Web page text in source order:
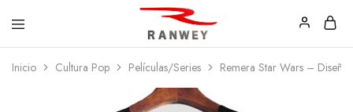
Ranwey
|
Tu
Estilo,
Inicio Cultura Pop Películas/Series Remera Star Wars –